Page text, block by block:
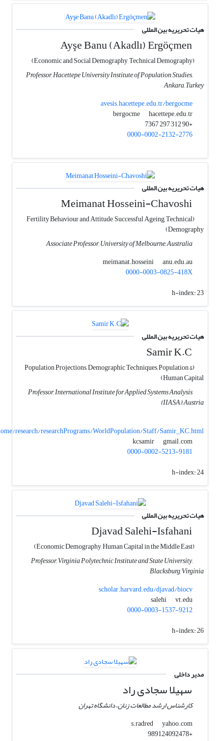
هیات تحریریه بین المللی
Ayşe Banu (Akadlı) Ergöçmen
(Economic and Social Demography, Technical Demography)
Professor, Hacettepe University Institute of Population Studies,
Ankara, Turkey
avesis.hacettepe.edu.tr/bergocme
bergocme
hacettepe.edu.tr
+90 312 297 7367
0000-0002-2132-2776
هیات تحریریه بین المللی
Meimanat Hosseini-Chavoshi
(Fertility Behaviour and Attitude, Successful Ageing, Technical
Demography)
Associate Professor, University of Melbourne, Australia
meimanat.hosseini
anu.edu.au
0000-0003-0825-418X
h-index:23
هیات تحریریه بین المللی
(Population Projections, Demographic Techniques, Population &
Human Capital)
Professor, International Institute for Applied Systems Analysis
(IIASA), Austria
research/researchPrograms/WorldPopulation/Staff/Samir_KC.html
kcsamir
gmail.com
0000-0002-5213-9181
h-index:24
هیات تحریریه بین المللی
Djavad Salehi-Isfahani
(Economic Demography, Human Capital in the Middle East)
Professor, Virginia Polytechnic Institute and State University,
Blacksburg, Virginia
scholar.harvard.edu/djavad/biocv
salehi
vt.edu
0000-0003-1537-9212
h-index:26
مدیر داخلی
سهیلا سجادی راد
کارشناس ارشد مطالعات زنان، دانشگاه تهران
s.radred
yahoo.com
+989124092478